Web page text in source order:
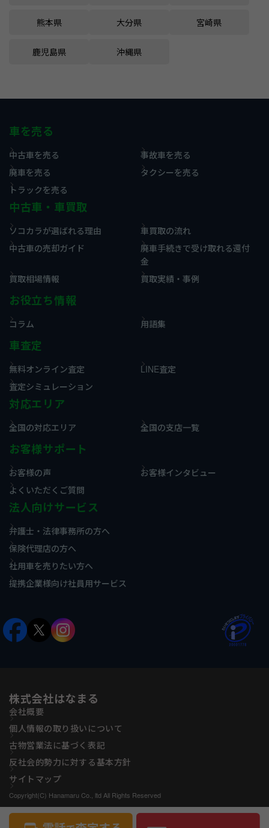
熊本県 大分県 宮崎県
鹿児島県 沖縄県
車を売る
中古車を売る
事故車を売る
廃車を売る
タクシーを売る
トラックを売る
中古車・車買取
ソコカラが選ばれる理由
車買取の流れ
中古車の売却ガイド
廃車手続きで受け取れる還付
金
買取相場情報
買取実績・事例
お役立ち情報
コラム 用語集
車査定
無料オンライン査定
LINE査定
査定シミュレーション
対応エリア
全国の対応エリア 全国の支店一覧
お客様サポート
お客様の声
お客様インタビュー
よくいただくご質問
法人向けサービス
弁護士・法律事務所の方へ
保険代理店の方へ
社用車を売りたい方へ
提携企業様向け社員用サービス
株式会社はなまる
会社概要
個人情報の取り扱いについて
古物営業法に基づく表記
反社会的勢力に対する基本方針
サイトマップ
Copyright(C) Hanamaru Co., ltd All Rights Reserved